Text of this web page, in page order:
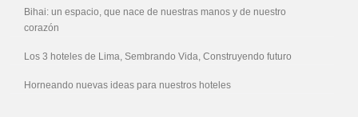
Bihai: un espacio, que nace de nuestras manos y de nuestro
corazón
Los 3 hoteles de Lima, Sembrando Vida, Construyendo futuro
Horneando nuevas ideas para nuestros hoteles